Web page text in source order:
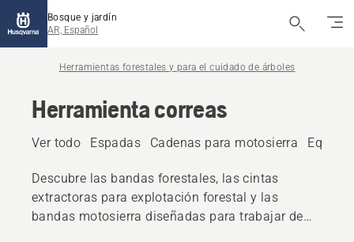
Bosque y jardín
AR, Español
Herramientas forestales y para el cuidado de árboles
Herramienta correas
Ver todo Espadas Cadenas para motosierra
Descubre las bandas forestales, las cintas
extractoras para explotación forestal y las
bandas motosierra diseñadas para trabajar de